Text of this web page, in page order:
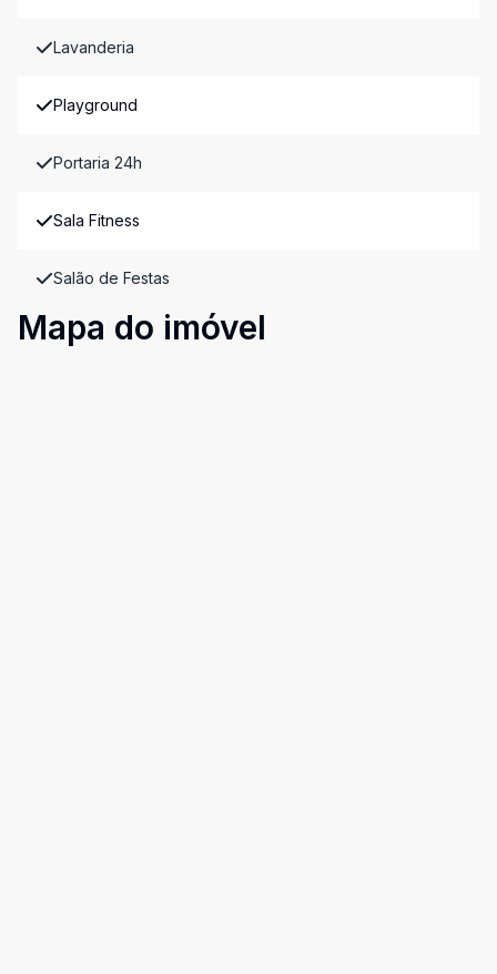
Lavanderia
Playground
Portaria 24h
Sala Fitness
Salão de Festas
Mapa do imóvel